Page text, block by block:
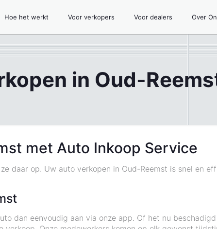
Hoe het werkt Voor verkopers Voor dealers Over
in Oud-
met Auto Inkoop Service
daar op. Uw auto verkopen in Oud-Reemst is snel en
dan eenvoudig aan via onze app. Of het nu